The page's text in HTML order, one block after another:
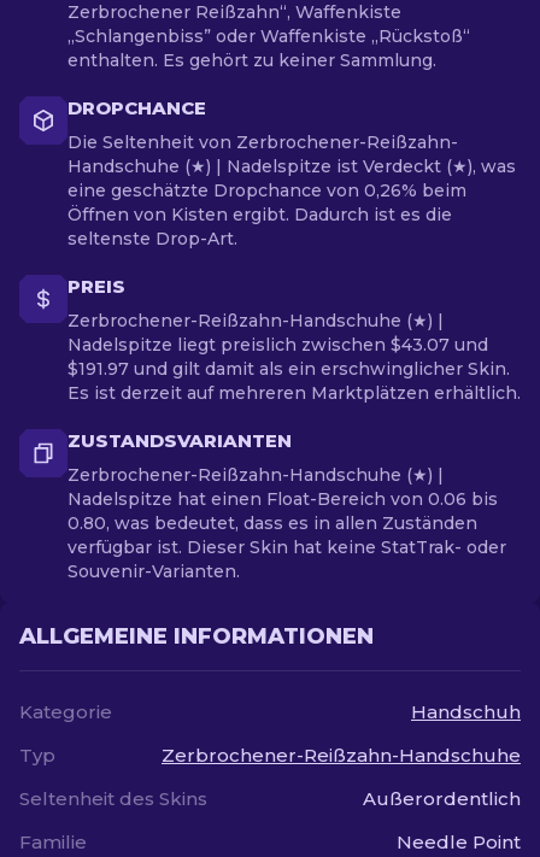
Zerbrochener Reißzahn“, Waffenkiste
„Schlangenbiss” oder Waffenkiste „Rückstoß“
enthalten. Es gehört zu keiner Sammlung.
DROPCHANCE
Die Seltenheit von Zerbrochener-Reißzahn-
Handschuhe (★) | Nadelspitze ist Verdeckt (★), was
eine geschätzte Dropchance von 0,26% beim
Öffnen von Kisten ergibt. Dadurch ist es die
seltenste Drop-Art.
PREIS
Zerbrochener-Reißzahn-Handschuhe (★) |
Nadelspitze liegt preislich zwischen $43.07 und
$191.97 und gilt damit als ein erschwinglicher Skin.
Es ist derzeit auf mehreren Marktplätzen erhältlich.
ZUSTANDSVARIANTEN
Zerbrochener-Reißzahn-Handschuhe (★) |
Nadelspitze hat einen Float-Bereich von 0.06 bis
0.80, was bedeutet, dass es in allen Zuständen
verfügbar ist. Dieser Skin hat keine StatTrak- oder
Souvenir-Varianten.
ALLGEMEINE INFORMATIONEN
Kategorie
Handschuh
Typ
Zerbrochener-Reißzahn-Handschuhe
Seltenheit des Skins
Außerordentlich
Familie
Needle Point